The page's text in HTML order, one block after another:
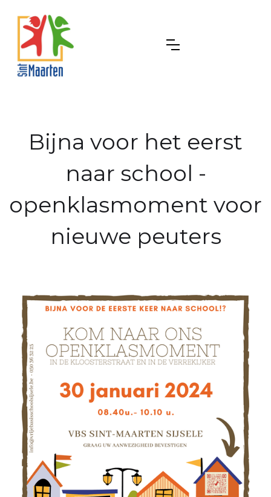
Bijna voor het eerst
naar school -
openklasmoment voor
nieuwe peuters